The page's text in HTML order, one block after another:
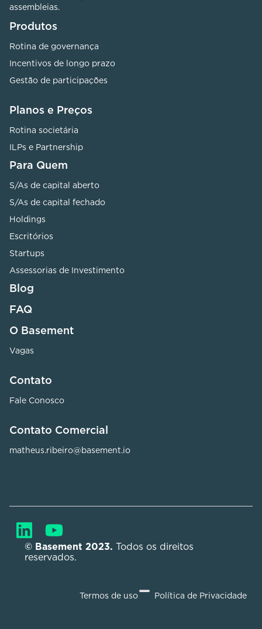
assembleias.
Produtos
Rotina de governança
Incentivos de longo prazo
Gestão de participações
Planos e Preços
Rotina societária
ILPs e Partnership
Para Quem
S/As de capital aberto
S/As de capital fechado
Holdings
Escritórios
Startups
Assessorias de Investimento
Blog
FAQ
O Basement
Vagas
Contato
Fale Conosco
Contato Comercial
matheus.ribeiro@basement.io
© Basement 2023. Todos os direitos
reservados.
Termos de uso Política de Privacidade